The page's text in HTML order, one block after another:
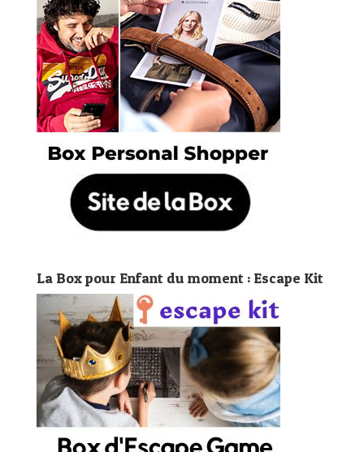
La Box pour Enfant du moment : Escape Kit